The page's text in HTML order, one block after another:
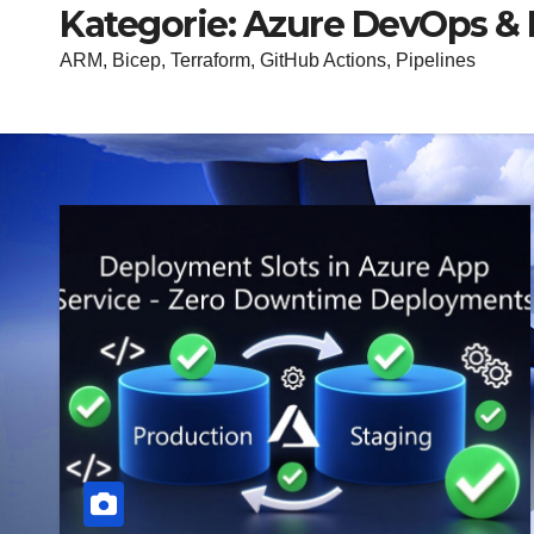
Kategorie:Azure DevOps &
ARM, Bicep, Terraform, GitHub Actions, Pipelines